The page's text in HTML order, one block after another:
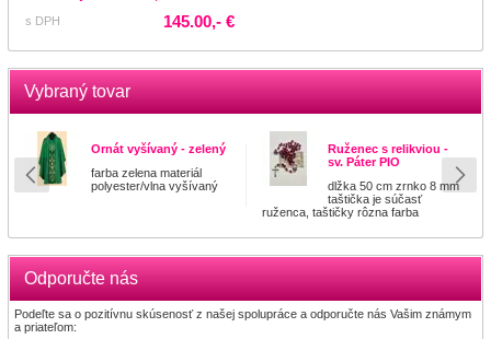
s DPH 145.00,- €
Vybraný tovar
Ornát vyšívaný - zelený
farba zelena materiál
polyester/vlna vyšívaný
Ruženec s relikviou -
sv. Páter PIO
dlžka 50 cm zrnko 8 mm
taštička je súčasť
ruženca, taštičky rôzna farba
Odporučte nás
Podeľte sa o pozitívnu skúsenosť z našej spolupráce a odporučte nás Vašim známym
a priateľom: